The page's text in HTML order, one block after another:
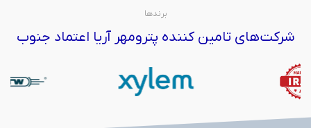
برندها
شرکت‌های تامین کننده پترومهر آریا اعتماد جنوب